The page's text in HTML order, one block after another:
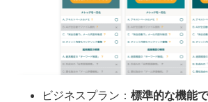
ビジネスプラン： 標準的な機能